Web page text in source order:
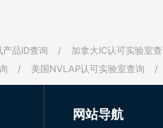
品ID查询 / 加拿大IC认可实验室
/ 美国NVLAP认可实验室查询 /
网站导航